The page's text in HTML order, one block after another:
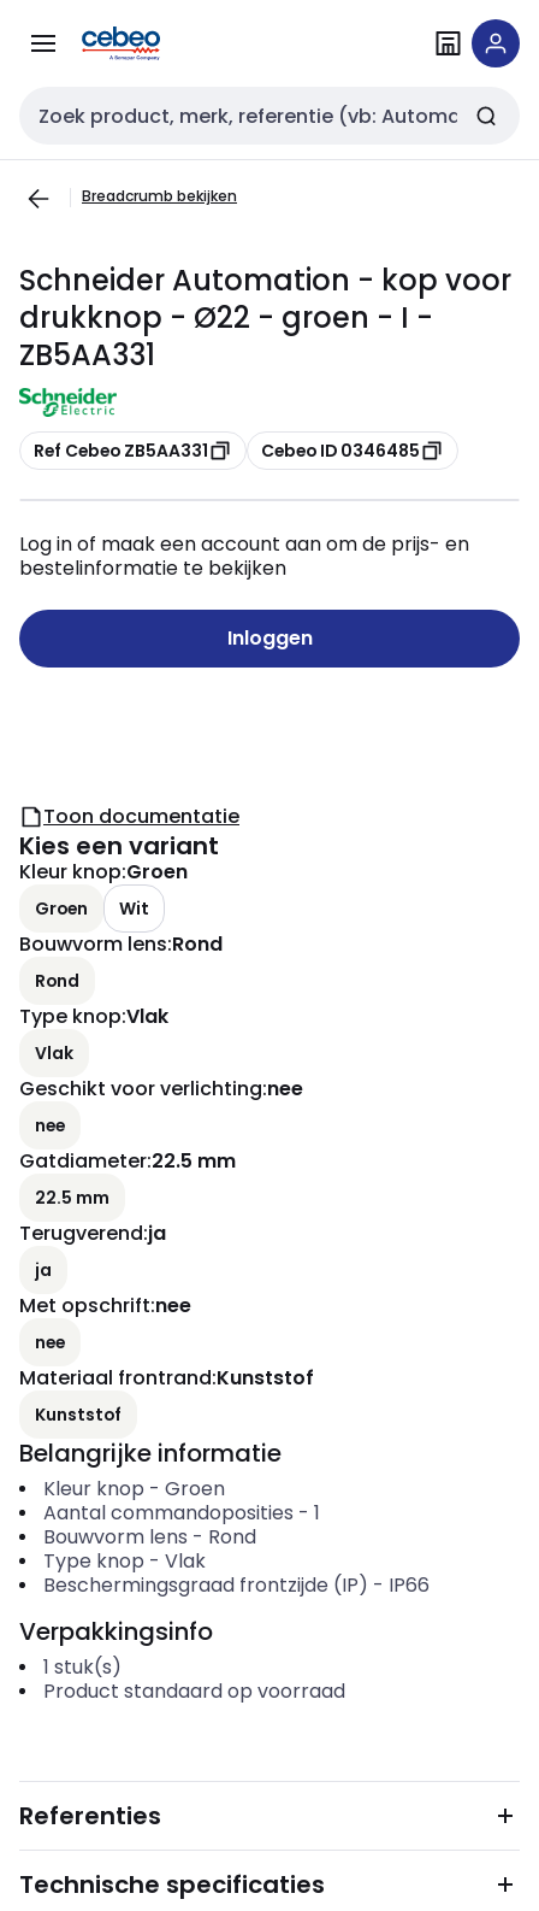
naar
naar
Zoekveld invoer
Breadcrumb bekijken
Schneider Automation - kop voor
drukknop - Ø22 - groen - I -
ZB5AA331
Kopiëren
Ref Cebeo ZB5AA331 Kopiëren
Cebeo ID 0346485
Log in of maak een account aan om de prijs- en
bestelinformatie te bekijken
Inloggen
Toon documentatie
Kies een variant
Kleur knop:Groen
Groen Wit
Bouwvorm lens:Rond
Rond
Type knop:Vlak
Vlak
Geschikt voor verlichting:nee
nee
Gatdiameter:22.5 mm
22.5 mm
Terugverend:ja
ja
Met opschrift:nee
nee
Materiaal frontrand:Kunststof
Kunststof
Belangrijke informatie
Kleur knop - Groen
Aantal commandoposities - 1
Bouwvorm lens - Rond
Type knop - Vlak
Beschermingsgraad frontzijde (IP) - IP66
Verpakkingsinfo
1 stuk(s)
Product standaard op voorraad
Referenties
Technische specificaties